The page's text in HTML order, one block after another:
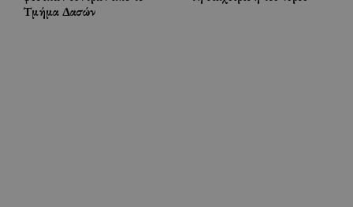
Τμήμα Δασών